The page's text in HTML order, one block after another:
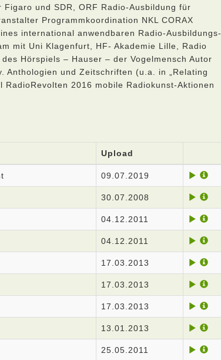
und SDR, ORF Radio-Ausbildung für
Programmkoordination NKL CORAX
international anwendbaren Radio-Ausbildungs-
mit Uni Klagenfurt, HF- Akademie Lille, Radio
Hörspiels – Hauser – der Vogelmensch Autor
Anthologien und Zeitschriften (u.a. in „Relating
RadioRevolten 2016 mobile Radiokunst-Aktionen
Upload
09.07.2019
30.07.2008
04.12.2011
04.12.2011
17.03.2013
17.03.2013
17.03.2013
13.01.2013
25.05.2011